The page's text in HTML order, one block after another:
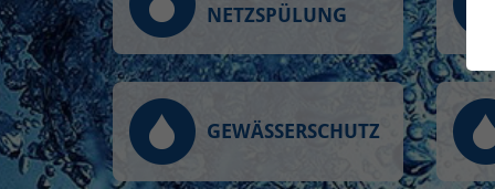
NETZSPÜLUNG
GEWÄSSERSCHUTZ